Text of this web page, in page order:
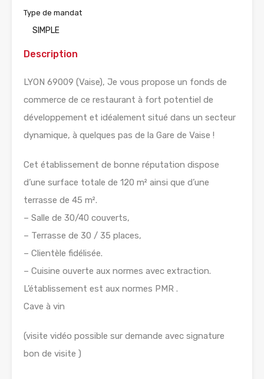
Type de mandat
SIMPLE
Description
LYON 69009 (Vaise), Je vous propose un fonds de
commerce de ce restaurant à fort potentiel de
développement et idéalement situé dans un secteur
dynamique, à quelques pas de la Gare de Vaise !
Cet établissement de bonne réputation dispose
d’une surface totale de 120 m² ainsi que d’une
terrasse de 45 m².
– Salle de 30/40 couverts,
– Terrasse de 30 / 35 places,
– Clientèle fidélisée.
– Cuisine ouverte aux normes avec extraction.
L’établissement est aux normes PMR .
Cave à vin
(visite vidéo possible sur demande avec signature
bon de visite )